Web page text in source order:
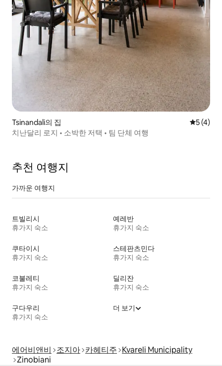
Tsinandali의 집 평점 5점
5 (4)
치난달리 로지 • 소박한 저택 • 팀 단체 여행
추천 여행지
가까운 여행지
트빌리시
휴가지 숙소
예레반
휴가지 숙소
쿠타이시
휴가지 숙소
스테판츠민다
휴가지 숙소
코불레티
휴가지 숙소
딜리잔
휴가지 숙소
구다우리
휴가지 숙소
더 보기
에어비앤비 조지아 카헤티주 Kvareli Municipality
Zinobiani